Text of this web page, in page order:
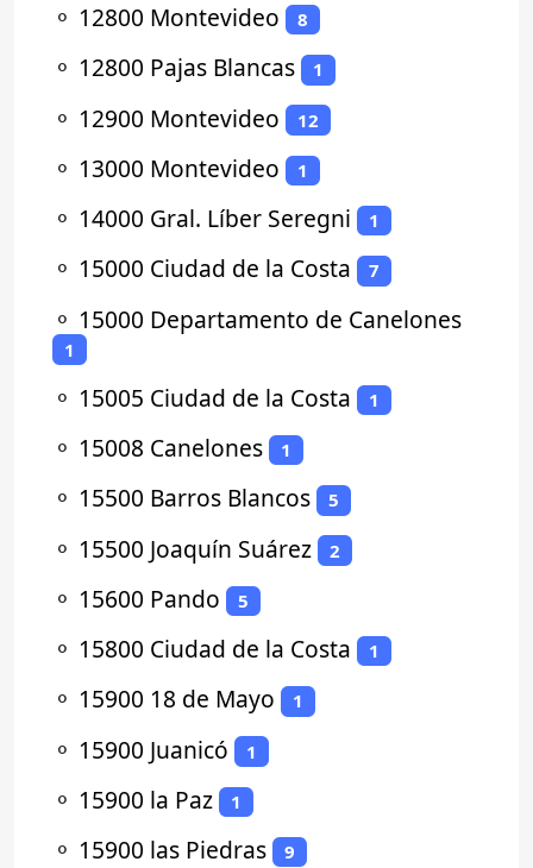
⚬ 12800 Montevideo 8
⚬ 12800 Pajas Blancas 1
⚬ 12900 Montevideo 12
⚬ 13000 Montevideo 1
⚬ 14000 Gral. Líber Seregni 1
⚬ 15000 Ciudad de la Costa 7
⚬ 15000 Departamento de Canelones
1
⚬ 15005 Ciudad de la Costa 1
⚬ 15008 Canelones 1
⚬ 15500 Barros Blancos 5
⚬ 15500 Joaquín Suárez 2
⚬ 15600 Pando 5
⚬ 15800 Ciudad de la Costa 1
⚬ 15900 18 de Mayo 1
⚬ 15900 Juanicó 1
⚬ 15900 la Paz 1
⚬ 15900 las Piedras 9